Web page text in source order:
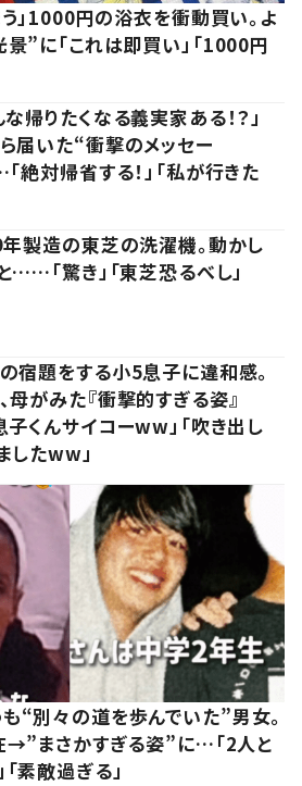
う」1000円の浴衣を衝動買い。よ
”に「これは即買い」「1000円
な帰りたくなる義実家ある！？」
届いた“衝撃のメッセー
絶対帰省する！」「私が行きた
製造の東芝の洗濯機。動かし
……「驚き」「東芝恐るべし」
宿題をする小5息子に違和感。
がみた『衝撃的すぎる姿』
子くんサイコーww」「吹き出し
したww」
“別々の道を歩んでいた”男女。
→”まさかすぎる姿”に…「2人と
素敵過ぎる」